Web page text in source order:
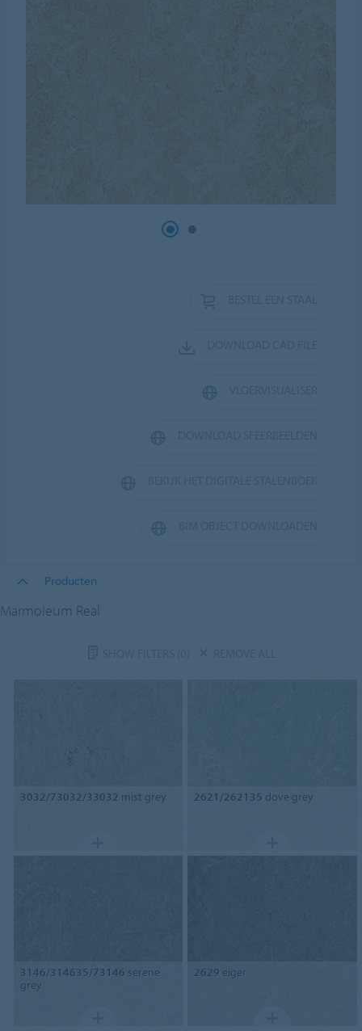
Producten
Marmoleum Real
3032/73032/33032 mist grey 2621/262135 dove grey
3146/314635/73146 serene
grey
2629 eiger